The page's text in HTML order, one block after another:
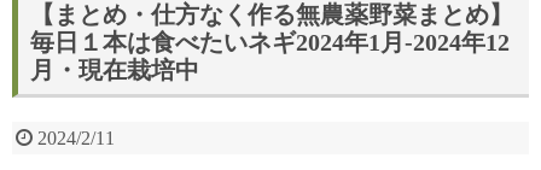
【まとめ・仕方なく作る無農薬野菜まとめ】
毎日１本は食べたいネギ2024年1月-2024年12
月・現在栽培中
2024/2/11